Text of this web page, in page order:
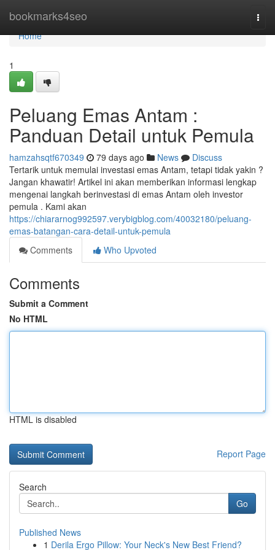
bookmarks4seo
Home
Home
1
Peluang Emas Antam :
Panduan Detail untuk Pemula
hamzahsqtf670349 79 days ago News
Discuss
Tertarik untuk memulai investasi emas Antam, tetapi tidak yakin ?
Jangan khawatir! Artikel ini akan memberikan informasi lengkap
mengenai langkah berinvestasi di emas Antam oleh investor
pemula . Kami akan
https://chiararnog992597.verybigblog.com/40032180/peluang-
emas-batangan-cara-detail-untuk-pemula
Comments
Who Upvoted
Comments
Submit a Comment
No HTML
HTML is disabled
Report Page
Search
Go
Published News
1 Derila Ergo Pillow: Your Neck's New Best Friend?